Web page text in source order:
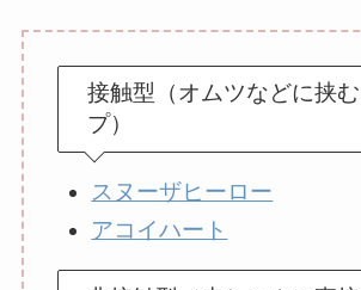
接触型（オムツなどに挟
プ）
スヌーザヒーロー
アコイハート